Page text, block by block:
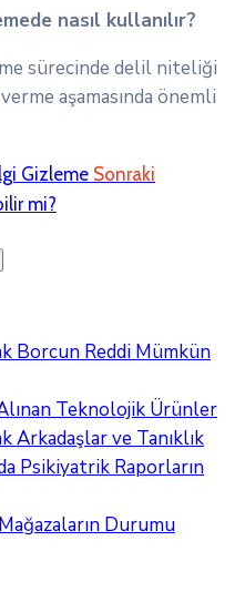
nasıl kullanılır?
sürecinde delil niteliği
aşamasında önemli
Gizleme Sonraki
mi?
Borcun Reddi Mümkün
Teknolojik Ürünler
Arkadaşlar ve Tanıklık
Psikiyatrik Raporların
Durumu